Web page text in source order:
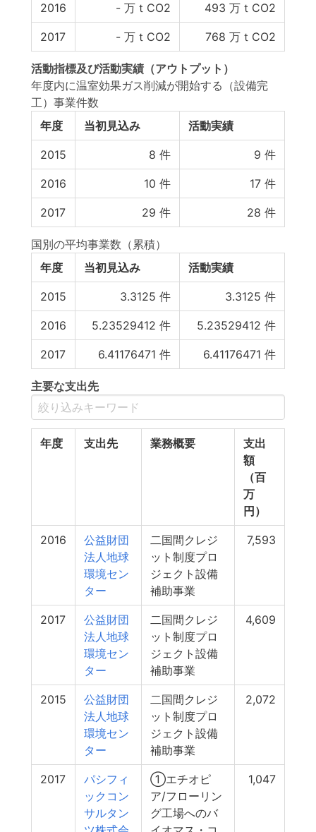
2016 - 万ｔCO2 493 万ｔCO2
2017 - 万ｔCO2 768 万ｔCO2
活動指標及び活動実績 （アウトプット）
年度内に温室効果ガス削減が開始する（設備完
工）事業件数
年度
当初見込み 活動実績
2015 8 件 9 件
2016 10 件 17 件
2017 29 件 28 件
国別の平均事業数（累積）
年度
当初見込み 活動実績
2015 3.3125 件 3.3125 件
2016 5.23529412 件 5.23529412 件
2017 6.41176471 件 6.41176471 件
主要な支出先
年度 支出先 業務概要
支出
額
（百
万
円）
2016
公益財団
法人地球
環境セン
ター
二国間クレジ
ット制度プロ
ジェクト設備
補助事業
7,593
2017
公益財団
法人地球
環境セン
ター
二国間クレジ
ット制度プロ
ジェクト設備
補助事業
4,609
2015
公益財団
法人地球
環境セン
ター
二国間クレジ
ット制度プロ
ジェクト設備
補助事業
2,072
2017
パシフィ
ックコン
サルタン
①エチオピ
ア/フローリン
グ工場へのバ
1,047